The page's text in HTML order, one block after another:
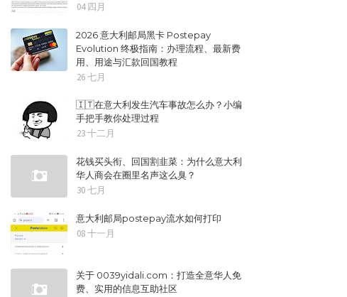
04 四月
2026 意大利邮局黑卡 Postepay
Evolution 终极指南：办理流程、最新费
用、用途与汇款回国教程
26 七月
🇮🇹在意大利发生汽车事故怎么办？小编
手把手教你处理过程
23 十二月
花钱买头衔、回国割韭菜：为什么意大利
华人商会在圈里名声这么臭？
30 七月
意大利邮局postepay流水如何打印
08 十一月
关于 0039yidali.com：打造全意华人免
费、实用的信息互助社区